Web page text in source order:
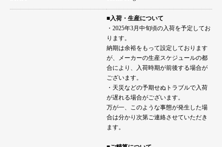
■入荷・生産について
・2025年3月中旬頃の入荷を予定してお
ります。
納期は余裕をもって設定しております
が、メーカーの生産スケジュールの都
合により、入荷時期が前後する場合が
ございます。
・天災などの予期せぬトラブルで入荷
が遅れる場合がございます。
万が一、このような事態が発生した場
合は分かり次第ご連絡させていただき
ます。